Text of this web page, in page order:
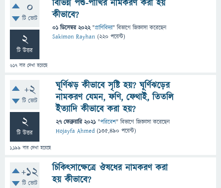
0
টি ভোট
2
টি উত্তর
617 বার দেখা হয়েছে
বিভিন্ন পশু-পাখির নামকরণ করা হয়
কীভাবে?
01 ডিসেম্বর 2022 "প্রাণিবিদ্যা" বিভাগে জিজ্ঞাসাকরেছেন
Sakimon Rayhan (220 পয়েন্ট)
+2
টি ভোট
2
টি উত্তর
1,199 বার দেখা হয়েছে
ঘূর্ণিঝড় কীভাবে সৃষ্টি হয়? ঘূর্ণিঝড়ের
নামকরণ যেমন, ফণি, ফেথাই, তিতলি
ইত্যাদি কীভাবে করা হয়?
27 ফেব্রুয়ারি 2021 "পরিবেশ" বিভাগে জিজ্ঞাসাকরেছেন
Hojayfa Ahmed (135,490 পয়েন্ট)
+12
টি ভোট
চিকিৎসাক্ষেত্রে ঔষধের নামকরণ করা
হয় কীভাবে?